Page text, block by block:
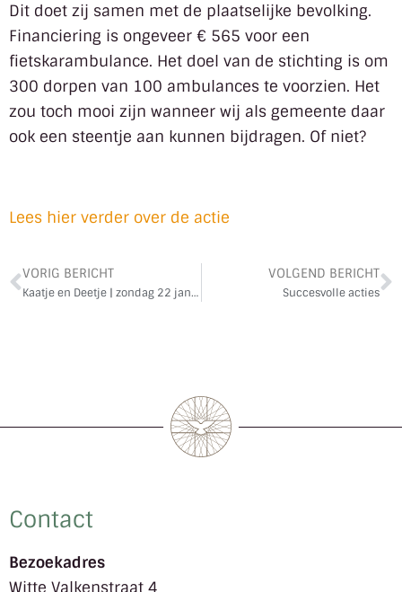
Dit doet zij samen met de plaatselijke bevolking.
Financiering is ongeveer € 565 voor een
fietskarambulance. Het doel van de stichting is om
300 dorpen van 100 ambulances te voorzien. Het
zou toch mooi zijn wanneer wij als gemeente daar
ook een steentje aan kunnen bijdragen. Of niet?
Lees hier verder over de actie
VORIG BERICHT
Kaatje en Deetje | zondag 22 januari | Gasten op een bruiloft vasten niet
VOLGEND BERICHT
Succesvolle acties
Contact
Bezoekadres
Witte Valkenstraat 4